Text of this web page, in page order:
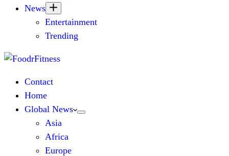
News
Entertainment
Trending
Contact
Home
Global News
Asia
Africa
Europe